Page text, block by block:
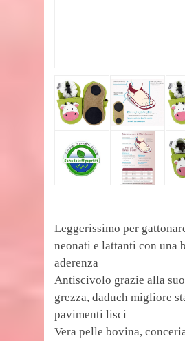
Leggerissimo per
neonati e lattanti con una
aderenza
Antiscivolo grazie alla
grezza, daduch migliore
pavimenti lisci
Vera pelle bovina,